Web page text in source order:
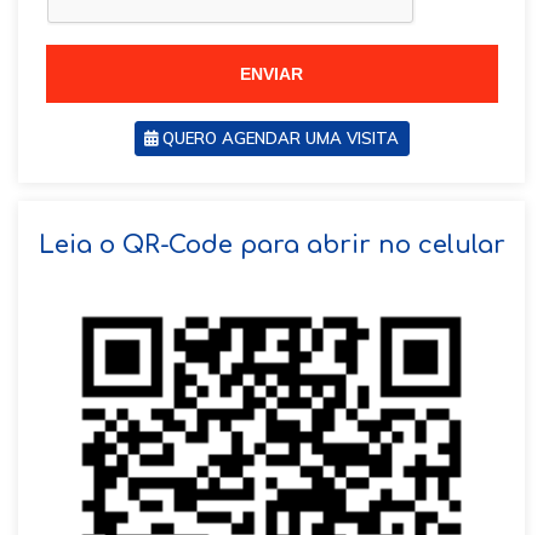
ENVIAR
QUERO AGENDAR UMA VISITA
Leia o QR-Code para abrir no celular